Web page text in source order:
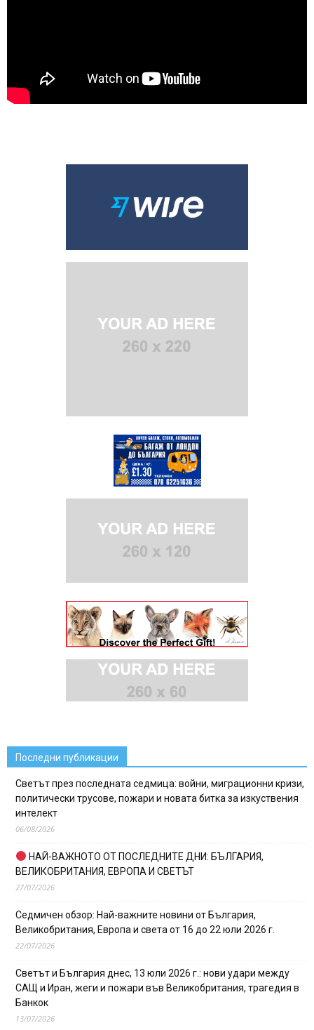
Последни публикации
Светът през последната седмица: войни, миграционни кризи,
политически трусове, пожари и новата битка за изкуствения
интелект
06/08/2026
НАЙ-ВАЖНОТО ОТ ПОСЛЕДНИТЕ ДНИ: БЪЛГАРИЯ,
ВЕЛИКОБРИТАНИЯ, ЕВРОПА И СВЕТЪТ
27/07/2026
Седмичен обзор: Най-важните новини от България,
Великобритания, Европа и света от 16 до 22 юли 2026 г.
22/07/2026
Светът и България днес, 13 юли 2026 г.: нови удари между
САЩ и Иран, жеги и пожари във Великобритания, трагедия в
Банкок
13/07/2026